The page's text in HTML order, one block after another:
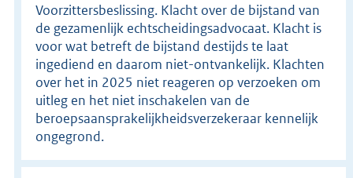
Voorzittersbeslissing. Klacht over de bijstand van
de gezamenlijk echtscheidingsadvocaat. Klacht is
voor wat betreft de bijstand destijds te laat
ingediend en daarom niet-ontvankelijk. Klachten
over het in 2025 niet reageren op verzoeken om
uitleg en het niet inschakelen van de
beroepsaansprakelijkheidsverzekeraar kennelijk
ongegrond.